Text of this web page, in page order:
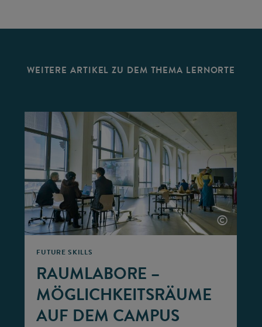
WEITERE ARTIKEL ZU DEM THEMA LERNORTE
FUTURE SKILLS
RAUMLABORE –
MÖGLICHKEITSRÄUME
AUF DEM CAMPUS
©